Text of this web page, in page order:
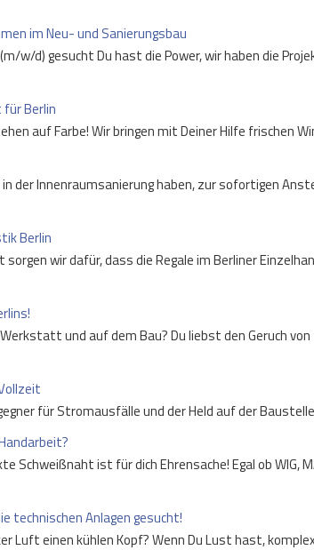
im Neu- und Sanierungsbau
w/d) gesucht Du hast die Power, wir haben die
Berlin
auf Farbe! Wir bringen mit Deiner Hilfe frischen
der Innenraumsanierung haben, zur sofortigen
Berlin
wir dafür, dass die Regale im Berliner
und auf dem Bau? Du liebst den Geruch
für Stromausfälle und der Held auf der
Schweißnaht ist für dich Ehrensache! Egal ob
technischen Anlagen gesucht!
Luft einen kühlen Kopf? Wenn Du Lust hast,